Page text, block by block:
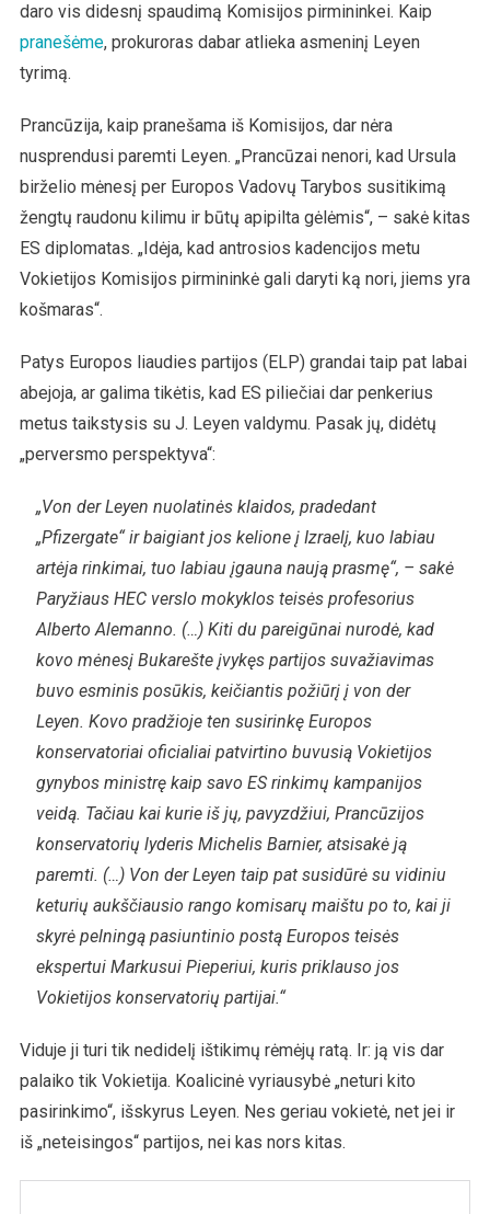
daro vis didesnį spaudimą Komisijos pirmininkei. Kaip
pranešėme, prokuroras dabar atlieka asmeninį Leyen
tyrimą.
Prancūzija, kaip pranešama iš Komisijos, dar nėra
nusprendusi paremti Leyen. „Prancūzai nenori, kad Ursula
birželio mėnesį per Europos Vadovų Tarybos susitikimą
žengtų raudonu kilimu ir būtų apipilta gėlėmis“, – sakė kitas
ES diplomatas. „Idėja, kad antrosios kadencijos metu
Vokietijos Komisijos pirmininkė gali daryti ką nori, jiems yra
košmaras“.
Patys Europos liaudies partijos (ELP) grandai taip pat labai
abejoja, ar galima tikėtis, kad ES piliečiai dar penkerius
metus taikstysis su J. Leyen valdymu. Pasak jų, didėtų
„perversmo perspektyva“:
„Von der Leyen nuolatinės klaidos, pradedant
„Pfizergate“ ir baigiant jos kelione į Izraelį, kuo labiau
artėja rinkimai, tuo labiau įgauna naują prasmę“, – sakė
Paryžiaus HEC verslo mokyklos teisės profesorius
Alberto Alemanno. (…) Kiti du pareigūnai nurodė, kad
kovo mėnesį Bukarešte įvykęs partijos suvažiavimas
buvo esminis posūkis, keičiantis požiūrį į von der
Leyen. Kovo pradžioje ten susirinkę Europos
konservatoriai oficialiai patvirtino buvusią Vokietijos
gynybos ministrę kaip savo ES rinkimų kampanijos
veidą. Tačiau kai kurie iš jų, pavyzdžiui, Prancūzijos
konservatorių lyderis Michelis Barnier, atsisakė ją
paremti. (…) Von der Leyen taip pat susidūrė su vidiniu
keturių aukščiausio rango komisarų maištu po to, kai ji
skyrė pelningą pasiuntinio postą Europos teisės
ekspertui Markusui Pieperiui, kuris priklauso jos
Vokietijos konservatorių partijai.“
Viduje ji turi tik nedidelį ištikimų rėmėjų ratą. Ir: ją vis dar
palaiko tik Vokietija. Koalicinė vyriausybė „neturi kito
pasirinkimo“, išskyrus Leyen. Nes geriau vokietė, net jei ir
iš „neteisingos“ partijos, nei kas nors kitas.